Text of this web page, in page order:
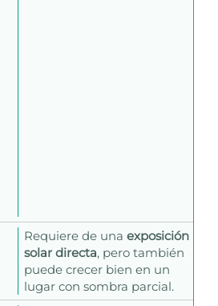
Requiere de unaexposición
solar directa, pero también
puede crecer bien en un
lugar con sombra parcial.